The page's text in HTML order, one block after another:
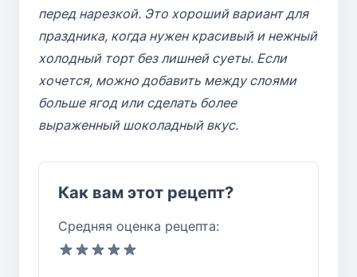
перед нарезкой. Это хороший вариант для
праздника, когда нужен красивый и нежный
холодный торт без лишней суеты. Если
хочется, можно добавить между слоями
больше ягод или сделать более
выраженный шоколадный вкус.
Как вам этот рецепт?
Средняя оценка рецепта: